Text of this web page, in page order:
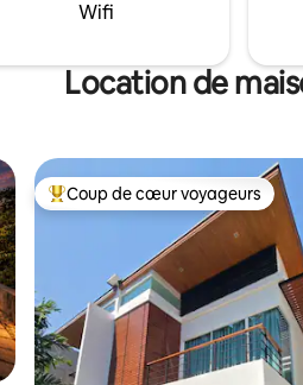
tropicaux et déplacer les coraux
Wifi
Location de
Coups de cœur voyageurs les
Coup de cœur voyageurs